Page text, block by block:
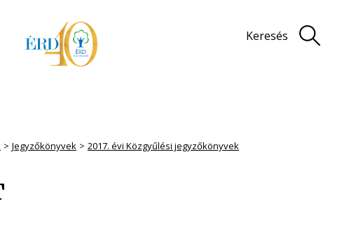
Keresés
Jegyzőkönyvek
2017. évi Közgyűlési jegyzőkönyvek